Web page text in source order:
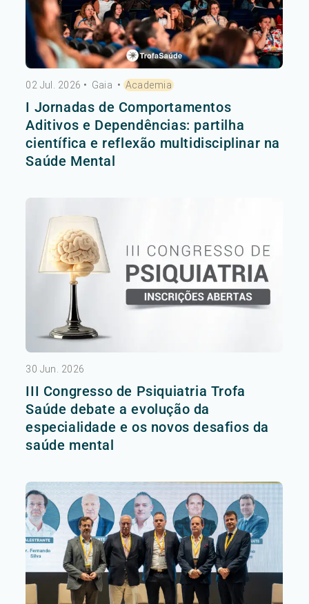
02 Jul. 2026 • Gaia • Academia
I Jornadas de Comportamentos
Aditivos e Dependências: partilha
científica e reflexão multidisciplinar na
Saúde Mental
30 Jun. 2026
III Congresso de Psiquiatria Trofa
Saúde debate a evolução da
especialidade e os novos desafios da
saúde mental